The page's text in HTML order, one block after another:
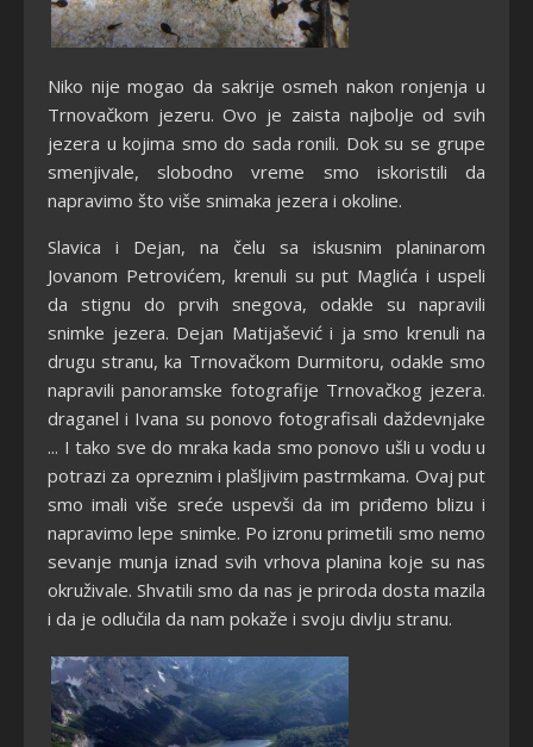
Niko nije mogao da sakrije osmeh nakon ronjenja u
Trnovačkom jezeru. Ovo je zaista najbolje od svih
jezera u kojima smo do sada ronili. Dok su se grupe
smenjivale, slobodno vreme smo iskoristili da
napravimo što više snimaka jezera i okoline.
Slavica i Dejan, na čelu sa iskusnim planinarom
Jovanom Petrovićem, krenuli su put Maglića i uspeli
da stignu do prvih snegova, odakle su napravili
snimke jezera. Dejan Matijašević i ja smo krenuli na
drugu stranu, ka Trnovačkom Durmitoru, odakle smo
napravili panoramske fotografije Trnovačkog jezera.
draganel i Ivana su ponovo fotografisali daždevnjake
... I tako sve do mraka kada smo ponovo ušli u vodu u
potrazi za opreznim i plašljivim pastrmkama. Ovaj put
smo imali više sreće uspevši da im priđemo blizu i
napravimo lepe snimke. Po izronu primetili smo nemo
sevanje munja iznad svih vrhova planina koje su nas
okruživale. Shvatili smo da nas je priroda dosta mazila
i da je odlučila da nam pokaže i svoju divlju stranu.